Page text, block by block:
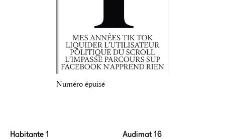
Numéro épuisé
Habitante 1 Audimat 16